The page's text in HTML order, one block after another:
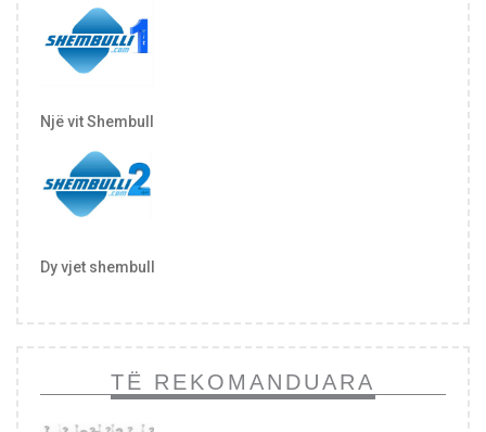
Një vit Shembull
Dy vjet shembull
TË REKOMANDUARA